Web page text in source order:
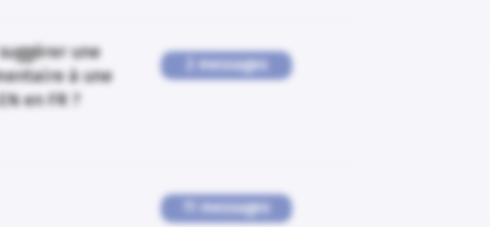
une
à une
en FR ?
2 messages
11 messages